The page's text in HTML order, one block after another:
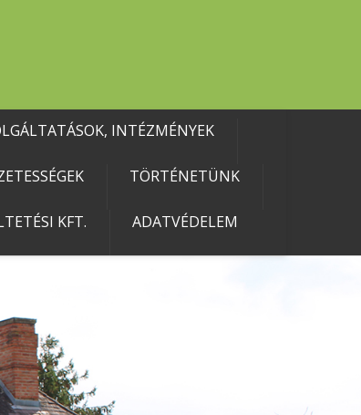
INTÉZMÉNYEK
TÖRTÉNETÜNK
KFT. ADATVÉDELEM